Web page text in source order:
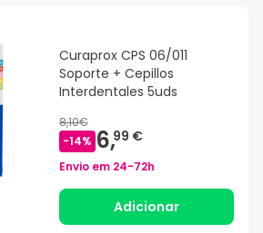
Curaprox CPS 06/011
Soporte + Cepillos
Interdentales 5uds
8,10€
-14% 6,99 €
Envio em 24-72h
Adicionar